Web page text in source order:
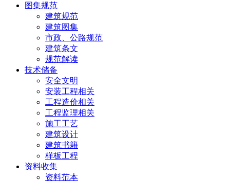
图集规范
建筑规范
建筑图集
市政、公路规范
建筑条文
规范解读
技术储备
安全文明
安装工程相关
工程造价相关
工程监理相关
施工工艺
建筑设计
建筑书籍
样板工程
资料收集
资料范本